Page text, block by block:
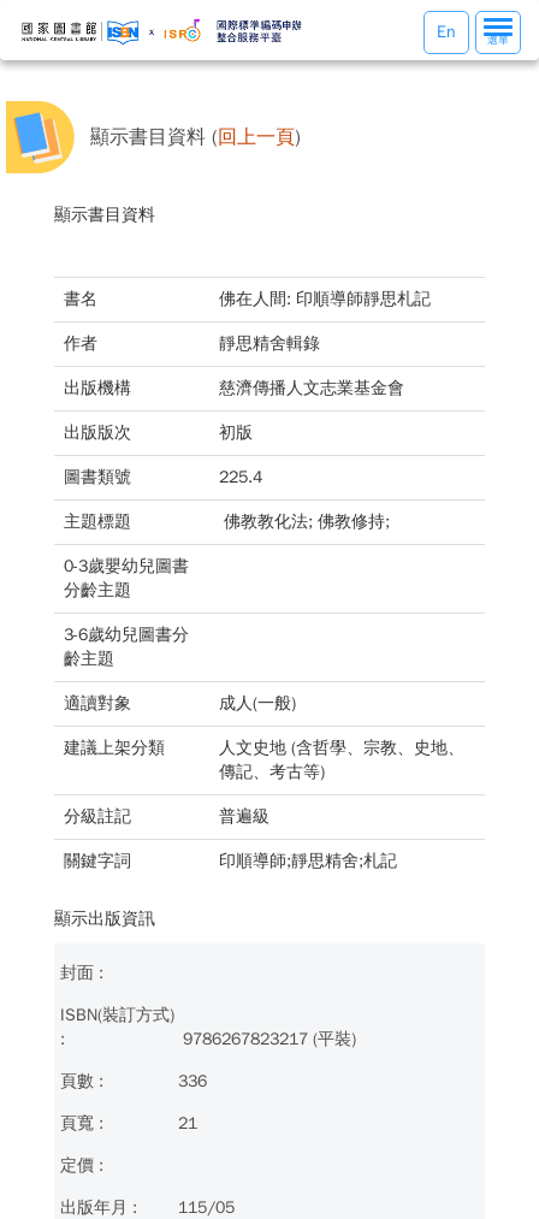
選
單
選單
En
顯示書目資料 (回上一頁)
顯示書目資料
書名 佛在人間: 印順導師靜思札記
作者 靜思精舍輯錄
出版機構 慈濟傳播人文志業基金會
出版版次 初版
圖書類號 225.4
主題標題 佛教教化法; 佛教修持;
0-3歲嬰幼兒圖書
分齡主題
3-6歲幼兒圖書分
齡主題
適讀對象 成人(一般)
建議上架分類
人文史地 (含哲學、宗教、史地、
傳記、考古等)
分級註記 普遍級
關鍵字詞 印順導師;靜思精舍;札記
顯示出版資訊
9786267823217 (平裝)
336
21
115/05